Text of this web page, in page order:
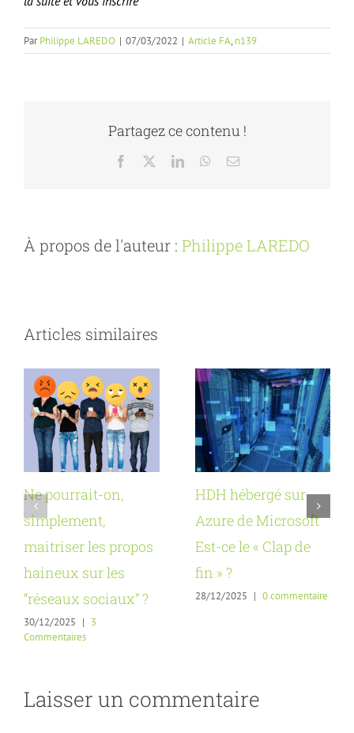
ParPhilippe LAREDO | 07/03/2022 | Article FA, n139
Partagez ce contenu !
Facebook LinkedInWhatsApp
Email
À propos de l'auteur : Philippe LAREDO
Articles similaires
Ne pourrait-on,
simplement,
maitriser les propos
haineux sur les
“réseaux sociaux” ?
30/12/2025 | 3
Commentaires
HDH hébergé sur
Azure de Microsoft
Est-ce le « Clap de
fin » ?
28/12/2025 | 0 commentaire
Laisser un commentaire